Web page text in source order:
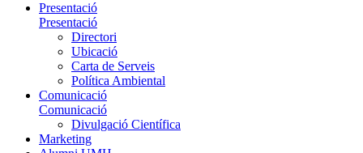
Presentació
Presentació
Directori
Ubicació
Carta de Serveis
Política Ambiental
Comunicació
Comunicació
Divulgació Científica
Marketing